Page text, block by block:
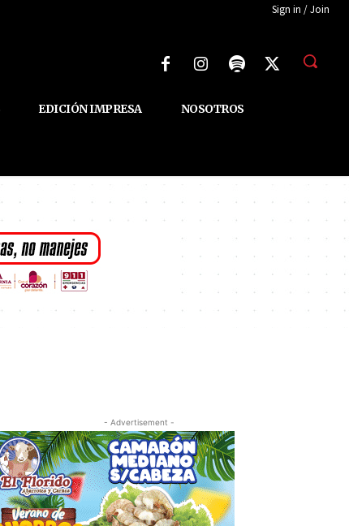
Sign in / Join
EDICIÓN IMPRESA NOSOTROS
- Advertisement -